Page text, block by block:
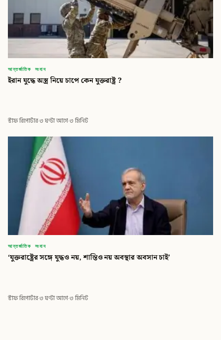
আন্তর্জাতিক সংবাদ
ইরান যুদ্ধে অস্ত্র নিয়ে চাপে কেন যুক্তরাষ্ট্র ?
স্টাফ রিপোর্টার·৩ ঘণ্টা আগে·৩ মিনিট
আন্তর্জাতিক সংবাদ
‘যুক্তরাষ্ট্রের সঙ্গে যুদ্ধও নয়, শান্তিও নয় অবস্থার অবসান চাই’
স্টাফ রিপোর্টার·৩ ঘণ্টা আগে·৩ মিনিট